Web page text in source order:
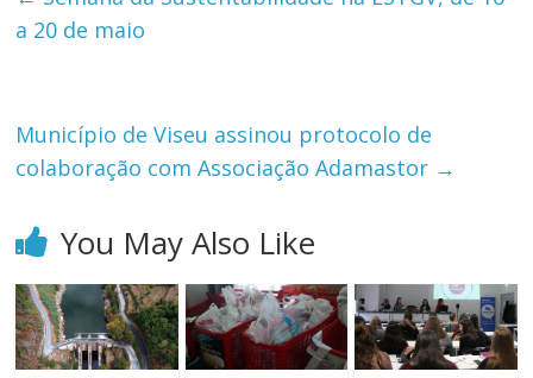
a 20 de maio
Município de Viseu assinou protocolo de
colaboração com Associação Adamastor →
You May Also Like